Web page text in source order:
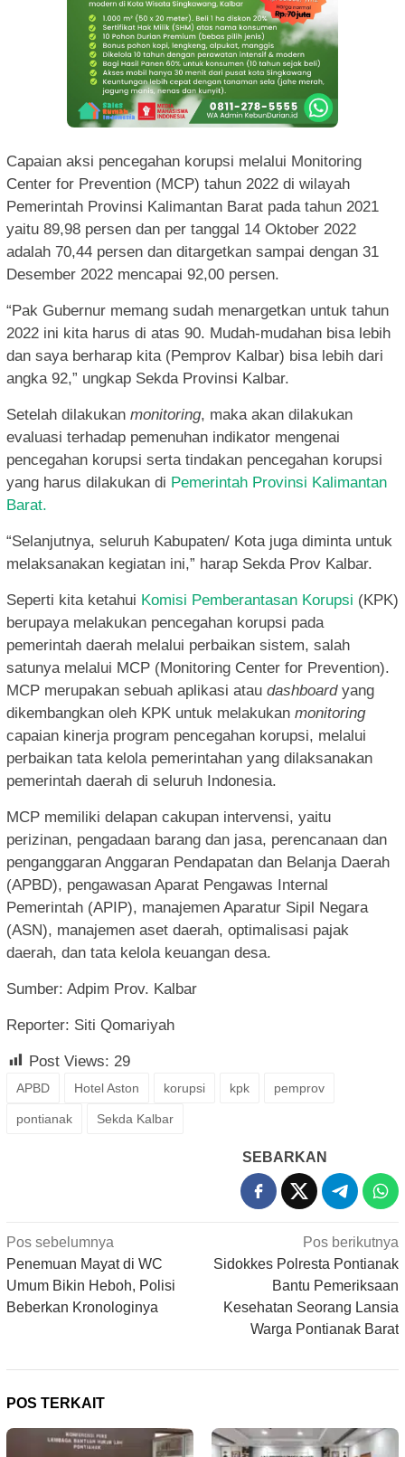
Capaian aksi pencegahan korupsi melalui Monitoring
Center for Prevention (MCP) tahun 2022 di wilayah
Pemerintah Provinsi Kalimantan Barat pada tahun 2021
yaitu 89,98 persen dan per tanggal 14 Oktober 2022
adalah 70,44 persen dan ditargetkan sampai dengan 31
Desember 2022 mencapai 92,00 persen.
“Pak Gubernur memang sudah menargetkan untuk tahun
2022 ini kita harus di atas 90. Mudah-mudahan bisa lebih
dan saya berharap kita (Pemprov Kalbar) bisa lebih dari
angka 92,” ungkap Sekda Provinsi Kalbar.
Setelah dilakukan monitoring, maka akan dilakukan
evaluasi terhadap pemenuhan indikator mengenai
pencegahan korupsi serta tindakan pencegahan korupsi
yang harus dilakukan di Pemerintah Provinsi Kalimantan
Barat.
“Selanjutnya, seluruh Kabupaten/ Kota juga diminta untuk
melaksanakan kegiatan ini,” harap Sekda Prov Kalbar.
Seperti kita ketahui Komisi Pemberantasan Korupsi (KPK)
berupaya melakukan pencegahan korupsi pada
pemerintah daerah melalui perbaikan sistem, salah
satunya melalui MCP (Monitoring Center for Prevention).
MCP merupakan sebuah aplikasi atau dashboardyang
dikembangkan oleh KPK untuk melakukan monitoring
capaian kinerja program pencegahan korupsi, melalui
perbaikan tata kelola pemerintahan yang dilaksanakan
pemerintah daerah di seluruh Indonesia.
MCP memiliki delapan cakupan intervensi, yaitu
perizinan, pengadaan barang dan jasa, perencanaan dan
penganggaran Anggaran Pendapatan dan Belanja Daerah
(APBD), pengawasan Aparat Pengawas Internal
Pemerintah (APIP), manajemen Aparatur Sipil Negara
(ASN), manajemen aset daerah, optimalisasi pajak
daerah, dan tata kelola keuangan desa.
Sumber: Adpim Prov. Kalbar
Reporter: Siti Qomariyah
Post Views: 29
APBD Hotel Aston korupsi kpk pemprov
pontianak Sekda Kalbar
SEBARKAN
Navigasi
pos
Pos sebelumnya
Penemuan Mayat di WC
Umum Bikin Heboh, Polisi
Beberkan Kronologinya
Pos berikutnya
Sidokkes Polresta Pontianak
Bantu Pemeriksaan
Kesehatan Seorang Lansia
Warga Pontianak Barat
POS TERKAIT